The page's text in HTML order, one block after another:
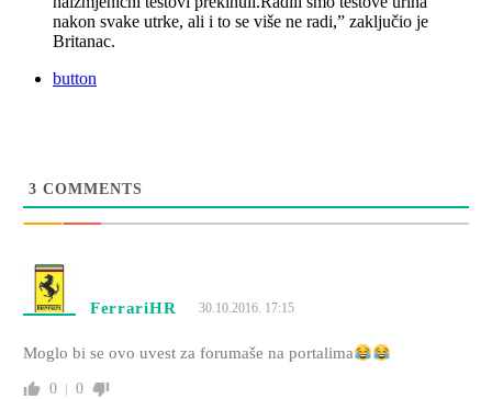
nakon svake utrke, ali i to se više ne radi,” zaključio je
Britanac.
button
3 COMMENTS
FerrariHR 30.10.2016. 17:15
Moglo bi se ovo uvest za forumaše na portalima
0 0